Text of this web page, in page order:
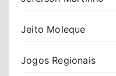
Jeito Moleque
Jogos Regionais